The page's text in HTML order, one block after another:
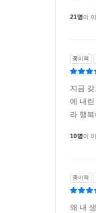
필자는 유
21명이
종이책
지금
에 내
라 행
10명이
종이책
왜 내